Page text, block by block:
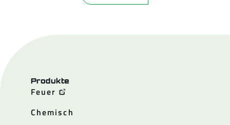
Produkte
Feuer
Chemisch